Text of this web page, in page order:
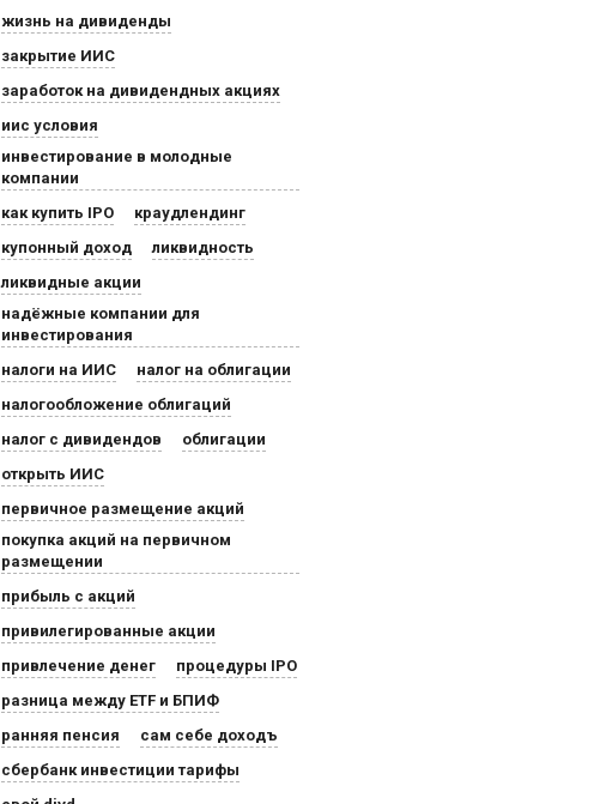
жизнь на дивиденды
закрытие ИИС
заработок на дивидендных акциях
иис условия
инвестирование в молодные
компании
как купить IPO
краудлендинг
купонный доход
ликвидность
ликвидные акции
надёжные компании для
инвестирования
налоги на ИИС
налог на облигации
налогообложение облигаций
налог с дивидендов
облигации
открыть ИИС
первичное размещение акций
покупка акций на первичном
размещении
прибыль с акций
привилегированные акции
привлечение денег
процедуры IPO
разница между ETF и БПИФ
ранняя пенсия
сам себе доходъ
сбербанк инвестиции тарифы